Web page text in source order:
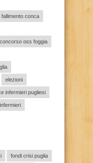
conca
oss foggia
elezioni
infermieri pugliesi
fondi crisi puglia